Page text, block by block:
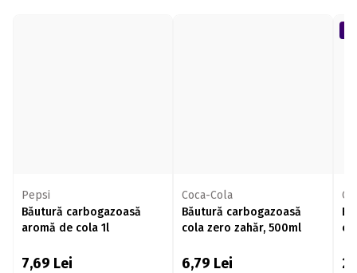
Pepsi
Băutură carbogazoasă
aromă de cola 1l
7,69 Lei
Coca-Cola
Băutură carbogazoasă
cola zero zahăr, 500ml
6,79 Lei